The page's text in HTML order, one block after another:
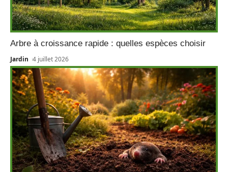
Arbre à croissance rapide : quelles espèces choisir
Jardin 4 juillet 2026